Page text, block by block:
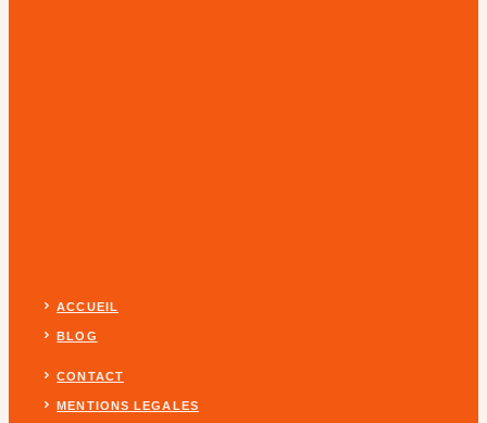
ACCUEIL
BLOG
CONTACT
MENTIONS LEGALES